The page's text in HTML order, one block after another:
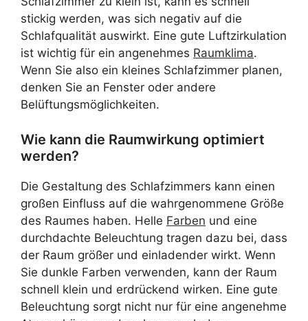
stickig werden, was sich negativ auf die
Schlafqualität auswirkt. Eine gute Luftzirkulation
ist wichtig für ein angenehmes Raumklima.
Wenn Sie also ein kleines Schlafzimmer planen,
denken Sie an Fenster oder andere
Belüftungsmöglichkeiten.
Wie kann die Raumwirkung optimiert
werden?
Die Gestaltung des Schlafzimmers kann einen
großen Einfluss auf die wahrgenommene Größe
des Raumes haben. Helle Farben und eine
durchdachte Beleuchtung tragen dazu bei, dass
der Raum größer und einladender wirkt. Wenn
Sie dunkle Farben verwenden, kann der Raum
schnell klein und erdrückend wirken. Eine gute
Beleuchtung sorgt nicht nur für eine angenehme